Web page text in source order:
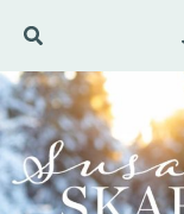
innehåll
Sök